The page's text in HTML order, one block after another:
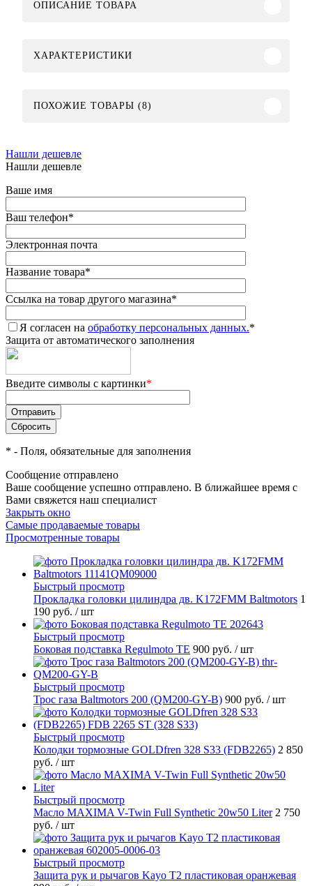
ОПИСАНИЕ ТОВАРА
ХАРАКТЕРИСТИКИ
ПОХОЖИЕ ТОВАРЫ (8)
Нашли дешевле
Нашли дешевле
Ваше имя
Ваш телефон*
Электронная почта
Название товара*
Ссылка на товар другого магазина*
Я согласен на обработку персональных данных.*
Защита от автоматического заполнения
Введите символы с картинки*
* - Поля, обязательные для заполнения
Сообщение отправлено
Ваше сообщение успешно отправлено. В ближайшее время с
Вами свяжется наш специалист
Закрыть окно
Самые продаваемые товары
Просмотренные товары
Быстрый просмотр
Прокладка головки цилиндра дв. K172FMM Baltmotors 1
190 руб. / шт
Быстрый просмотр
Боковая подставка Regulmoto TE 900 руб. / шт
Быстрый просмотр
Трос газа Baltmotors 200 (QM200-GY-B) 900 руб. / шт
Быстрый просмотр
Колодки тормозные GOLDfren 328 S33 (FDB2265) 2 850
руб. / шт
Быстрый просмотр
Масло MAXIMA V-Twin Full Synthetic 20w50 Liter 2 750
руб. / шт
Быстрый просмотр
Защита рук и рычагов Kayo T2 пластиковая оранжевая